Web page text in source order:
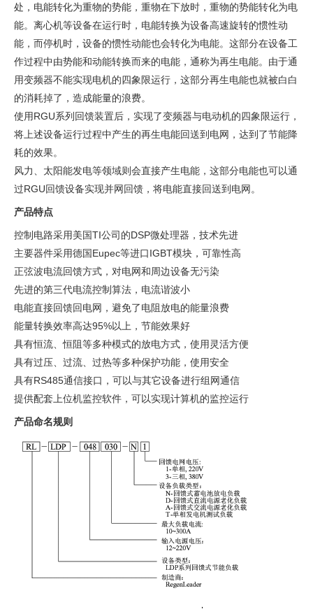
处，电能转化为重物的势能，重物在下放时，重物的势能转化为电
能。离心机等设备在运行时，电能转换为设备高速旋转的惯性动
能，而停机时，设备的惯性动能也会转化为电能。这部分在设备工
作过程中由势能和动能转换而来的电能，通称为再生电能。由于通
用变频器不能实现电机的四象限运行，这部分再生电能也就被白白
的消耗掉了，造成能量的浪费。
使用RGU系列回馈装置后，实现了变频器与电动机的四象限运行，
将上述设备运行过程中产生的再生电能回送到电网，达到了节能降
耗的效果。
风力、太阳能发电等领域则会直接产生电能，这部分电能也可以通
过RGU回馈设备实现并网回馈，将电能直接回送到电网。
产品特点
控制电路采用美国TI公司的DSP微处理器，技术先进
主要器件采用德国Eupec等进口IGBT模块，可靠性高
正弦波电流回馈方式，对电网和周边设备无污染
先进的第三代电流控制算法，电流谐波小
电能直接回馈回电网，避免了电阻放电的能量浪费
能量转换效率高达95%以上，节能效果好
具有恒流、恒阻等多种模式的放电方式，使用灵活方便
具有过压、过流、过热等多种保护功能，使用安全
具有RS485通信接口，可以与其它设备进行组网通信
提供配套上位机监控软件，可以实现计算机的监控运行
产品命名规则